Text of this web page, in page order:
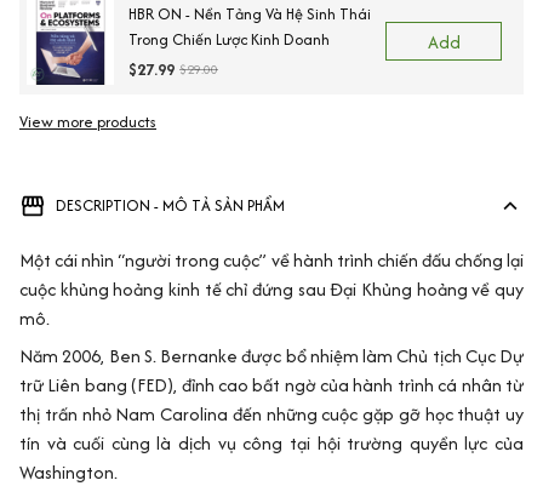
HBR ON - Nền Tảng Và Hệ Sinh Thái
Trong Chiến Lược Kinh Doanh
$27.99 $29.00
Add
View more products
DESCRIPTION - MÔ TẢ SẢN PHẨM
Một cái nhìn “người trong cuộc” về hành trình chiến đấu chống lại
cuộc khủng hoảng kinh tế chỉ đứng sau Đại Khủng hoảng về quy
mô.
Năm 2006, Ben S. Bernanke được bổ nhiệm làm Chủ tịch Cục Dự
trữ Liên bang (FED), đỉnh cao bất ngờ của hành trình cá nhân từ
thị trấn nhỏ Nam Carolina đến những cuộc gặp gỡ học thuật uy
tín và cuối cùng là dịch vụ công tại hội trường quyền lực của
Washington.